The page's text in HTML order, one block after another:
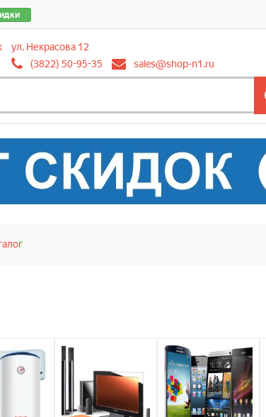
ул. Некрасова 12
(3822) 50-95-35
sales@shop-n1.ru